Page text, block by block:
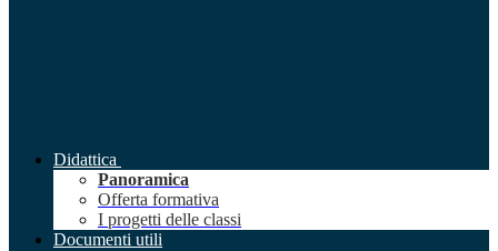
Didattica
Panoramica
Offerta formativa
I progetti delle classi
Documenti utili